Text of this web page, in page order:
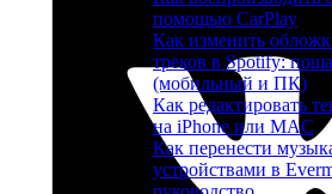
помощью CarPlay
Как изменить
треков в Spotify:
(мобильный и ПК)
Как редактировать
на iPhone или MAC
Как перенести
устройствами в